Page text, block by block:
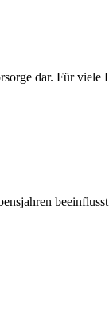
dar. Für viele